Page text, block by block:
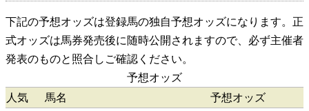
下記の予想オッズは登録馬の独自予想オッズになります。正
式オッズは馬券発売後に随時公開されますので、必ず主催者
発表のものと照合しご確認ください。
予想オッズ
人気
馬名
予想オッズ